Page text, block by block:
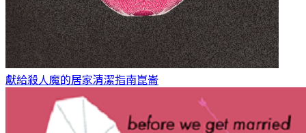
獻給殺人魔的居家清潔指南崑崙